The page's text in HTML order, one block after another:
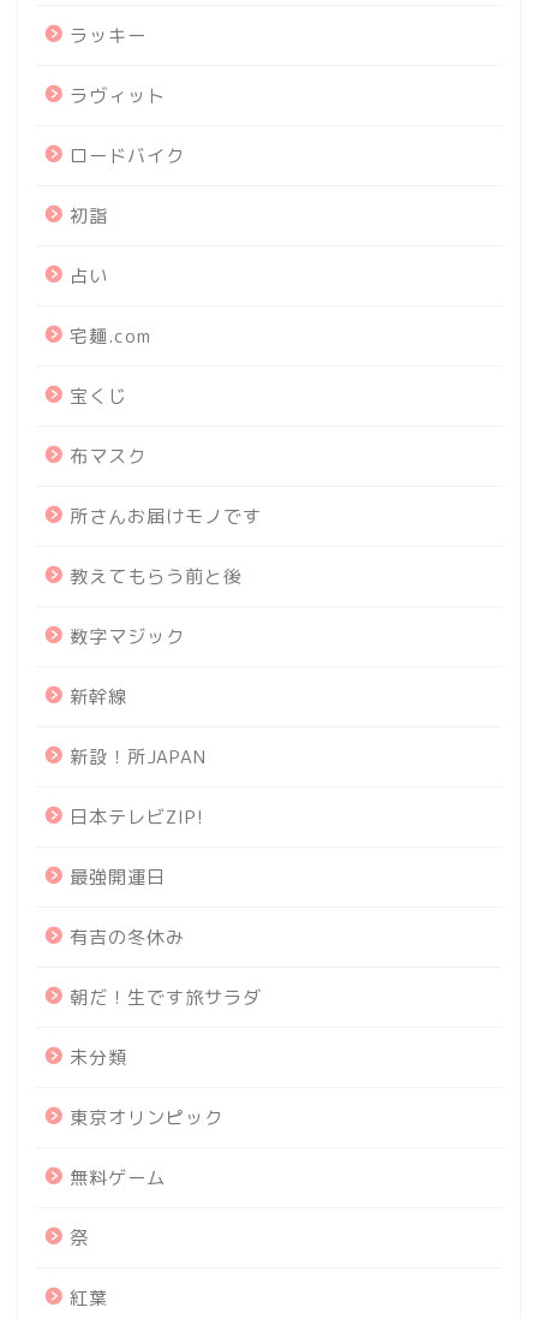
ラッキー
ラヴィット
ロードバイク
初詣
占い
宅麺.com
宝くじ
布マスク
所さんお届けモノです
教えてもらう前と後
数字マジック
新幹線
新設！所JAPAN
日本テレビZIP!
最強開運日
有吉の冬休み
朝だ！生です旅サラダ
未分類
東京オリンピック
無料ゲーム
祭
紅葉